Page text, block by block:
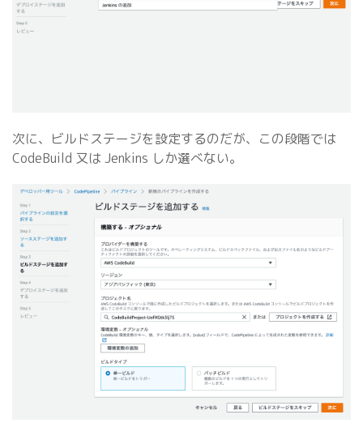
次に、ビルドステージを設定するのだが、この段階では
CodeBuild 又は Jenkins しか選べない。